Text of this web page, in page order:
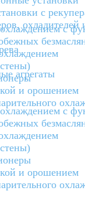
с
охладителей
агрегаты
с
и орошением
с
и орошением